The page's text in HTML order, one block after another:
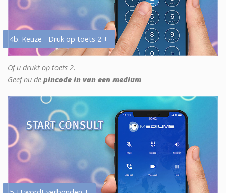
4b. Keuze - Druk op toets 2 +
Of u drukt op toets 2.
Geef nu de pincode in van een medium